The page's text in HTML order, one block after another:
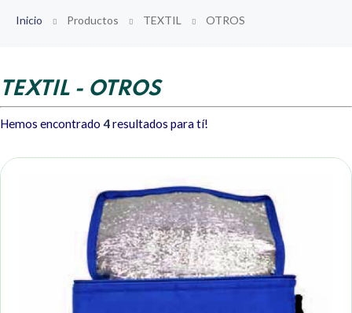
Inicio Productos TEXTIL OTROS
TEXTIL - OTROS
Hemos encontrado 4resultados para tí!